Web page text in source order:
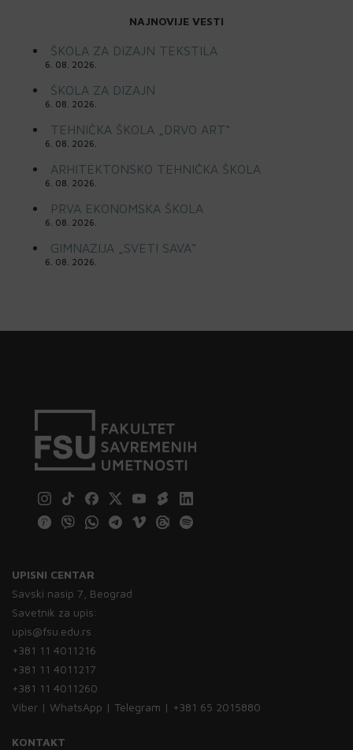
NAJNOVIJE VESTI
ŠKOLA ZA DIZAJN TEKSTILA
6. 08. 2026.
ŠKOLA ZA DIZAJN
6. 08. 2026.
TEHNIČKA ŠKOLA „DRVO ART“
6. 08. 2026.
ARHITEKTONSKO TEHNIČKA ŠKOLA
6. 08. 2026.
PRVA EKONOMSKA ŠKOLA
6. 08. 2026.
GIMNAZIJA „SVETI SAVA“
6. 08. 2026.
UPISNI CENTAR
Savski nasip 7, Beograd
Savetnik za upis:
upis@fsu.edu.rs
+381 11 4011216
+381 11 4011217
+381 11 4011260
Viber | WhatsApp | Telegram | +381 65 2015880
KONTAKT